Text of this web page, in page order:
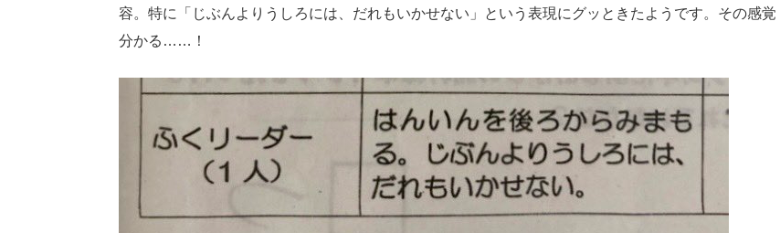
容。特に「じぶんよりうしろには、だれもいかせない」という表現にグッときたようです。その感覚
分かる……！